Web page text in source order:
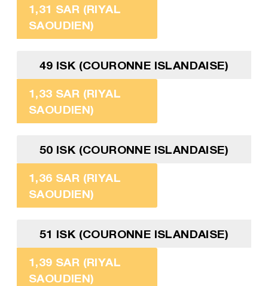
1,31 SAR (RIYAL
SAOUDIEN)
49 ISK (COURONNE ISLANDAISE)
1,33 SAR (RIYAL
SAOUDIEN)
50 ISK (COURONNE ISLANDAISE)
1,36 SAR (RIYAL
SAOUDIEN)
51 ISK (COURONNE ISLANDAISE)
1,39 SAR (RIYAL
SAOUDIEN)